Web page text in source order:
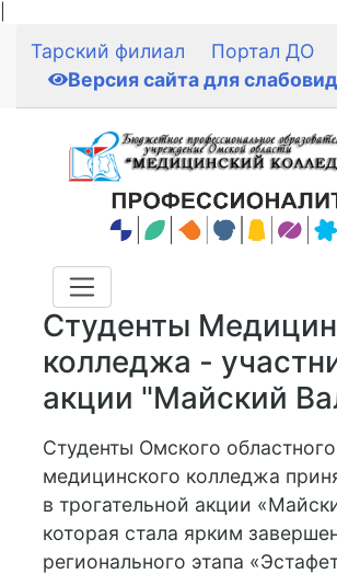
Тарский филиал Портал ДО
Версия сайта для
Студенты
колледжа -
акции "Майский
Студенты Омского областного
медицинского колледжа
в трогательной акции
которая стала ярким
регионального этапа